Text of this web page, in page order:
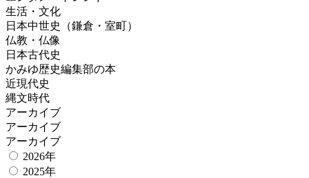
生活・文化
日本中世史（鎌倉・室町）
仏教・仏像
日本古代史
かみゆ歴史編集部の本
近現代史
縄文時代
アーカイブ
アーカイブ
アーカイブ
2026年
2025年